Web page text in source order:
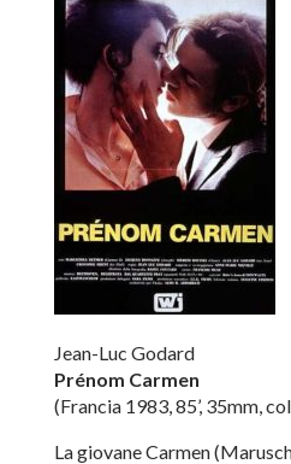
Jean-Luc Godard
Prénom Carmen
(Francia 1983, 85’, 35mm,
La giovane Carmen